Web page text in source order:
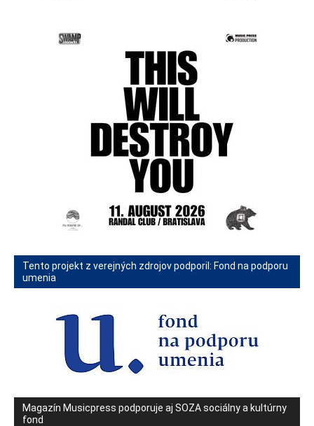
Tento projekt z verejných zdrojov podporil: Fond na podporu
umenia
Magazín Musicpress podporuje aj SOZA sociálny a kultúrny
fond